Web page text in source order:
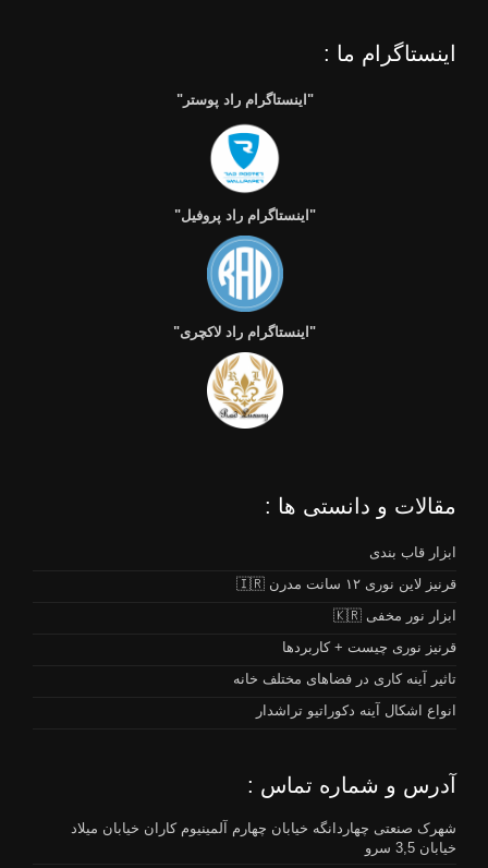
اینستاگرام ما :
"اینستاگرام راد پوستر"
"اینستاگرام راد پروفیل"
"اینستاگرام راد لاکچری"
مقالات و دانستی ها :
ابزار قاب بندی
قرنیز لاین نوری ۱۲ سانت مدرن 🇮🇷
ابزار نور مخفی 🇰🇷
قرنیز نوری چیست + کاربردها
تاثیر آینه کاری در فضاهای مختلف خانه
انواع اشکال آینه دکوراتیو تراشدار
آدرس و شماره تماس :
شهرک صنعتی چهاردانگه خیابان چهارم آلمینیوم کاران خیابان میلاد
خیابان 3,5 سرو